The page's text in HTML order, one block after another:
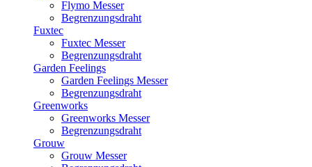
Flymo Messer
Begrenzungsdraht
Fuxtec
Fuxtec Messer
Begrenzungsdraht
Garden Feelings
Garden Feelings Messer
Begrenzungsdraht
Greenworks
Greenworks Messer
Begrenzungsdraht
Grouw
Grouw Messer